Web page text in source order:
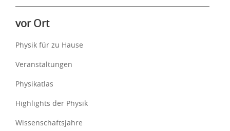
vor Ort
Physik für zu Hause
Veranstaltungen
Physikatlas
Highlights der Physik
Wissenschaftsjahre